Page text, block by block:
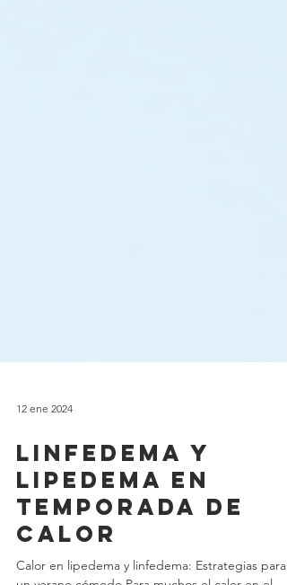
12 ene 2024
Linfedema y
Lipedema en
temporada de
calor